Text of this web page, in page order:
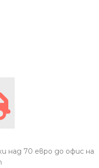
над 70 евро до офис на